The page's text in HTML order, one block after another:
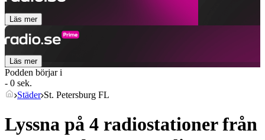
Läs mer
Läs mer
Podden börjar i
- 0 sek.
Städer St. Petersburg FL
Lyssna på 4 radiostationer från